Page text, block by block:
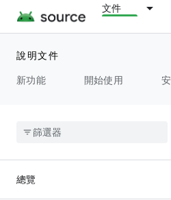
文件
說明文件
新功能
開始使用
總覽